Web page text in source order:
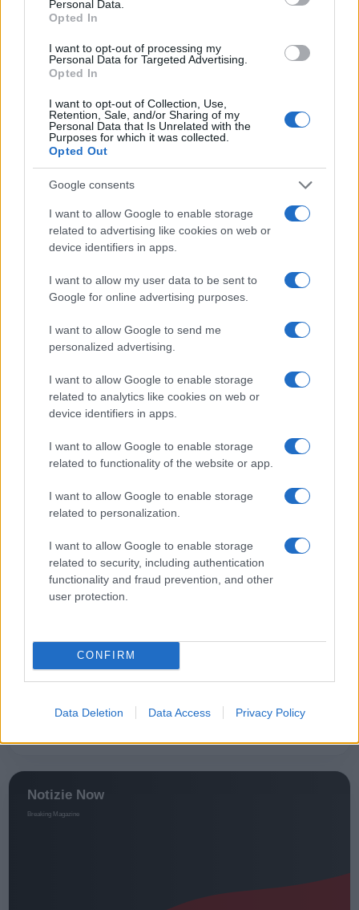
Personal Data.
Opted In
I want to opt-out of processing my
Personal Data for Targeted Advertising.
Opted In
I want to opt-out of Collection, Use,
Retention, Sale, and/or Sharing of my
Personal Data that Is Unrelated with the
Purposes for which it was collected.
Opted Out
Google consents
I want to allow Google to enable storage
related to advertising like cookies on web or
device identifiers in apps.
I want to allow my user data to be sent to
Google for online advertising purposes.
I want to allow Google to send me
personalized advertising.
I want to allow Google to enable storage
related to analytics like cookies on web or
device identifiers in apps.
I want to allow Google to enable storage
related to functionality of the website or app.
I want to allow Google to enable storage
related to personalization.
I want to allow Google to enable storage
related to security, including authentication
functionality and fraud prevention, and other
user protection.
CONFIRM
Data Deletion Data Access Privacy Policy
PRIMO PIANO
VORAGINE PONTINA – Interventi
in arrivo sulla viabilità
29 Gennaio 2019 - 20:40Sara Mariani
Voragine Pontina: in arrivo interventi sulla viabilità
a seguito degli eventi meteo del 24 e 25
provincia di Latina. Questo è…
Leggi l’articolo →
Voragine stradale sulla Pontina,
un’auto coinvolta
auto, si temono dispersi. I Vigili del Fuoco sono
al lavoro a causa di una voragine stradale sulla